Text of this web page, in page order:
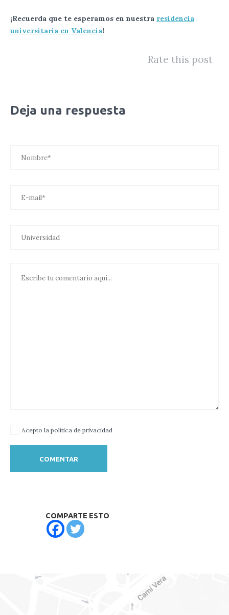
¡Recuerda que te esperamos en nuestra residencia
universitaria en Valencia!
Rate this post
Deja una respuesta
Acepto la política de privacidad
COMPARTE ESTO